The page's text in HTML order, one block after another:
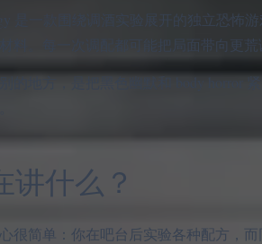
是一款围绕调酒实验展开的独立恐
材料。每一次调配都可能把局面带向更
的地方，是把黑色幽默和 body horror
讲什么？
很简单：你在吧台后实验各种配方，